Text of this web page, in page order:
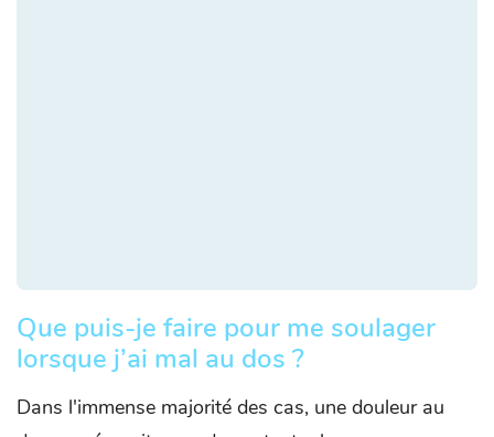
Que puis-je faire pour me soulager
lorsque j’ai mal au dos ?
Dans l'immense majorité des cas, une douleur au